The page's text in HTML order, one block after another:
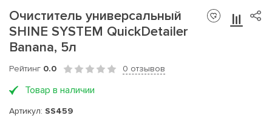
Очиститель универсальный
SHINE SYSTEM QuickDetailer
Banana, 5л
Рейтинг 0.0 0 отзывов
Товар в наличии
Артикул: SS459